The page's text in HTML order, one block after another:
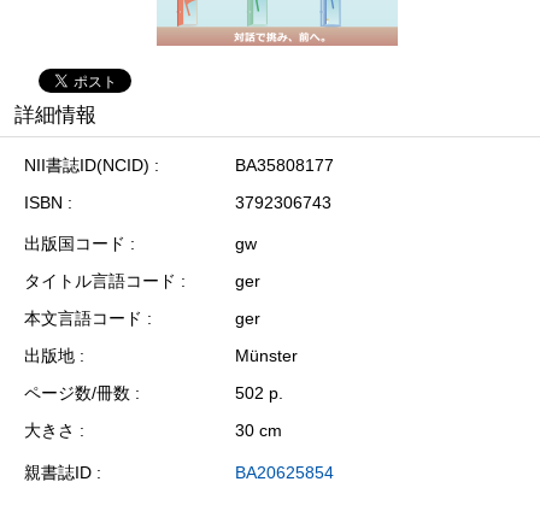
詳細情報
NII書誌ID(NCID)
BA35808177
ISBN
3792306743
出版国コード
gw
タイトル言語コード
ger
本文言語コード
ger
出版地
Münster
ページ数/冊数
502 p.
大きさ
30 cm
親書誌ID BA20625854